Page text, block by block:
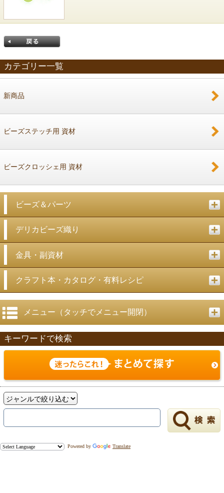
カテゴリー一覧
新商品
ビーズステッチ用 資材
ビーズクロッシェ用 資材
ビーズ＆パーツ
デリカビーズ織り
金具・副資材
クラフト本・カタログ・有料レシピ
メニュー（タッチでメニュー開閉）
キーワードで検索
Powered by Translate